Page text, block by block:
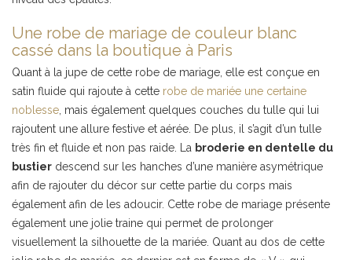
Une robe de mariage de couleur blanc
cassé dans la boutique à Paris
Quant à la jupe de cette robe de mariage, elle est conçue en
satin fluide qui rajoute à cette robe de mariée une certaine
noblesse , mais également quelques couches du tulle qui lui
rajoutent une allure festive et aérée. De plus, il s’agit d’un tulle
très fin et fluide et non pas raide. La broderie en dentelle du
bustier descend sur les hanches d’une manière asymétrique
afin de rajouter du décor sur cette partie du corps mais
également afin de les adoucir. Cette robe de mariage présente
également une jolie traine qui permet de prolonger
visuellement la silhouette de la mariée. Quant au dos de cette